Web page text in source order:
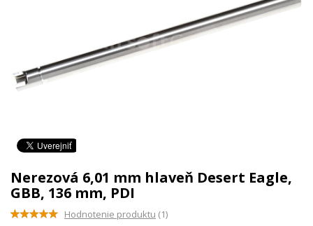
Nerezová 6,01 mm hlaveň Desert Eagle,
GBB, 136 mm, PDI
Hodnotenie produktu (1)